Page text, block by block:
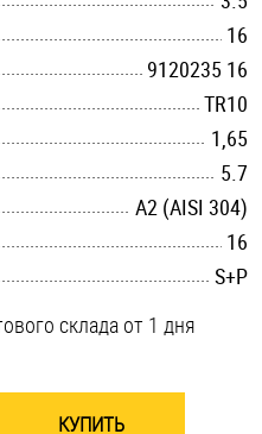
16
9120235 16
TR10
1,65
5.7
А2 (AISI 304)
16
S+P
склада от 1 дня
КУПИТЬ